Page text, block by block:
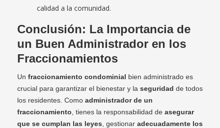
calidad a la comunidad.
Conclusión: La Importancia de
un Buen Administrador en los
Fraccionamientos
Un fraccionamiento condominial bien administrado es
crucial para garantizar el bienestar y la seguridad de todos
los residentes. Como administrador de un
fraccionamiento , tienes la responsabilidad de asegurar
que se cumplan las leyes , gestionar adecuadamente los